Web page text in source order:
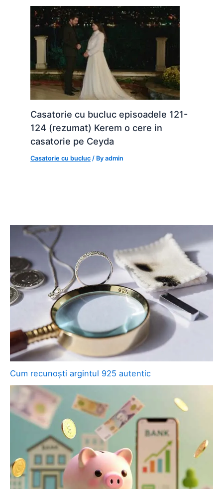
Casatorie cu bucluc episoadele 121-
124 (rezumat) Kerem o cere in
casatorie pe Ceyda
Casatorie cu bucluc / Byadmin
Cum recunoști argintul 925 autentic